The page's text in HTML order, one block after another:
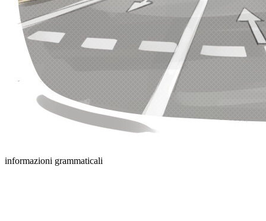
informazioni grammaticali